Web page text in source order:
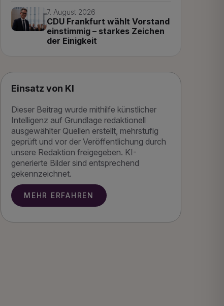
7. August 2026
CDU Frankfurt wählt Vorstand
einstimmig – starkes Zeichen
der Einigkeit
Einsatz von KI
Dieser Beitrag wurde mithilfe künstlicher
Intelligenz auf Grundlage redaktionell
ausgewählter Quellen erstellt, mehrstufig
geprüft und vor der Veröffentlichung durch
unsere Redaktion freigegeben. KI-
generierte Bilder sind entsprechend
gekennzeichnet.
MEHR ERFAHREN